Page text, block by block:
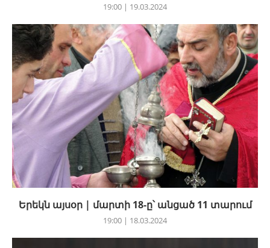
19:00 | 19.03.2024
Երեկն այսօր | մարտի 18-ը՝ անցած 11 տարում
19:00 | 18.03.2024